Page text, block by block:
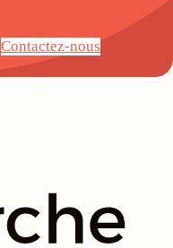
Contactez-nous